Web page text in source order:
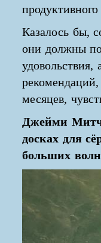
продуктивного
Казалось бы,
они должны
месяцев,
Джейми
досках для
больших